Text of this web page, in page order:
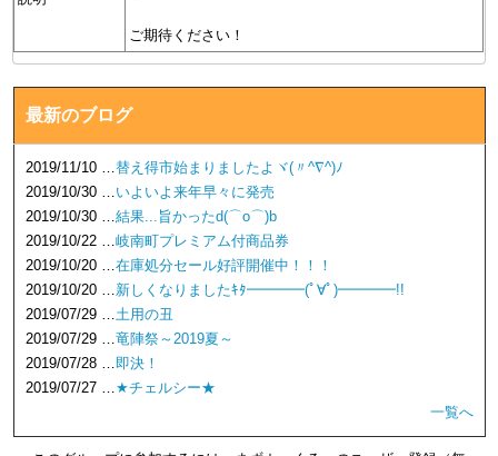
ご期待ください！
最新のブログ
2019/11/10 …替え得市始まりましたよヾ(〃^∇^)ﾉ
2019/10/30 …いよいよ来年早々に発売
2019/10/30 …結果...旨かったd(⌒o⌒)b
2019/10/22 …岐南町プレミアム付商品券
2019/10/20 …在庫処分セール好評開催中！！！
2019/10/20 …新しくなりましたｷﾀ━━━━(ﾟ∀ﾟ)━━━━!!
2019/07/29 …土用の丑
2019/07/29 …竜陣祭～2019夏～
2019/07/28 …即決！
2019/07/27 …★チェルシー★
一覧へ